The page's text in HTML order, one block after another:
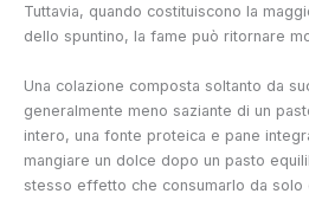
Tuttavia, quando costituiscono la
dello spuntino, la fame può ritornare
Una colazione composta soltanto da
generalmente meno saziante di un
intero, una fonte proteica e pane
mangiare un dolce dopo un pasto
stesso effetto che consumarlo da solo